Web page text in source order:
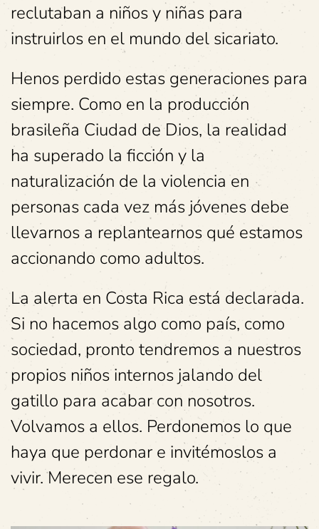
reclutaban a niños y niñas para
instruirlos en el mundo del sicariato.
Henos perdido estas generaciones para
siempre. Como en la producción
brasileña Ciudad de Dios, la realidad
ha superado la ficción y la
naturalización de la violencia en
personas cada vez más jóvenes debe
llevarnos a replantearnos qué estamos
accionando como adultos.
La alerta en Costa Rica está declarada.
Si no hacemos algo como país, como
sociedad, pronto tendremos a nuestros
propios niños internos jalando del
gatillo para acabar con nosotros.
Volvamos a ellos. Perdonemos lo que
haya que perdonar e invitémoslos a
vivir. Merecen ese regalo.